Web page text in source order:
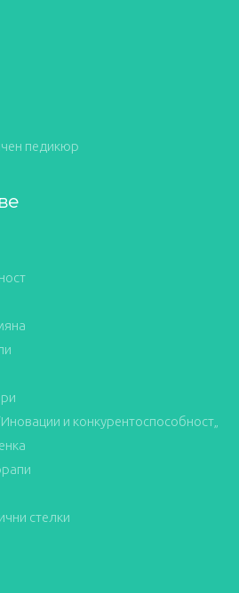
педикюр
и конкурентоспособност„
стелки